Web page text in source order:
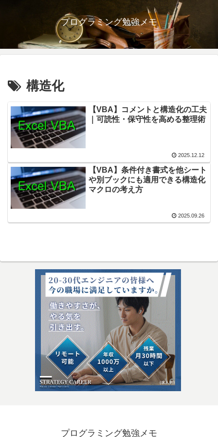
プログラミング勉強メモ
構造化
【VBA】コメントと構造化の工夫
｜可読性・保守性を高める整理術
2025.12.12
【VBA】条件付き書式を他シート
や別ブックにも適用できる構造化
マクロの考え方
2025.09.26
プログラミング勉強メモ